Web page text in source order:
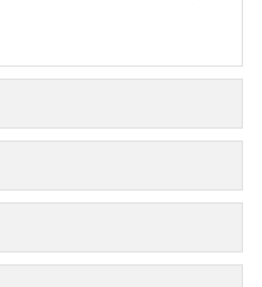
händerna hålls i en mer
vilket kan bidra till
minskad risk för
Grip Set passar utmärkt
rodd, enarmsrodd,
andra kabelbaserade
material med
även vid tyngre